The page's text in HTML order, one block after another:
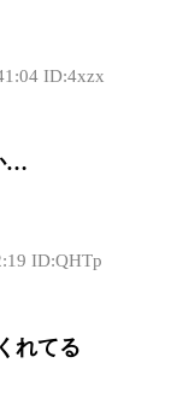
ID:4xzx
…
ID:QHTp
れてる